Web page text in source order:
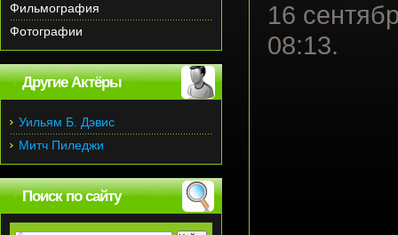
16
08:13.
Фильмография
Фотографии
Другие Актёры
Уильям Б. Дэвис
Митч Пиледжи
Поиск по сайту